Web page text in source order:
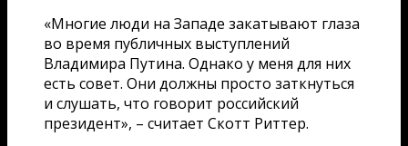
«Многие люди на Западе закатывают глаза
во время публичных выступлений
Владимира Путина. Однако у меня для них
есть совет. Они должны просто заткнуться
и слушать, что говорит российский
президент», – считает Скотт Риттер.